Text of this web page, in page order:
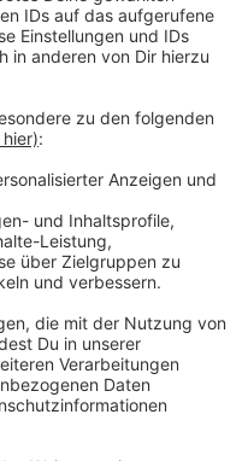
gibt es unter
145756?
16:21